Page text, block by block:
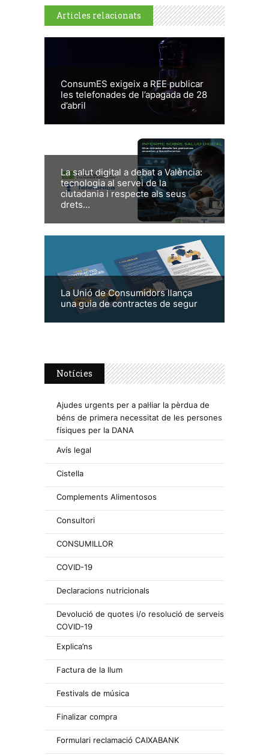
Articles relacionats
ConsumES exigeix a REE publicar
les telefonades de l’apagada de 28
d’abril
La salut digital a debat a València:
tecnologia al servei de la
ciutadania i respecte als seus
drets...
La Unió de Consumidors llança
una guia de contractes de segur
Notícies
Ajudes urgents per a pal·liar la pèrdua de
béns de primera necessitat de les persones
físiques per la DANA
Avís legal
Cistella
Complements Alimentosos
Consultori
CONSUMILLOR
COVID-19
Declaracions nutricionals
Devolució de quotes i/o resolució de serveis
COVID-19
Explica’ns
Factura de la llum
Festivals de música
Finalizar compra
Formulari reclamació CAIXABANK